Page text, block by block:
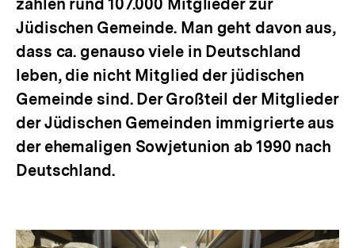
zählen rund 107.000 Mitglieder zur
Jüdischen Gemeinde. Man geht davon aus,
dass ca. genauso viele in Deutschland
leben, die nicht Mitglied der jüdischen
Gemeinde sind. Der Großteil der Mitglieder
der Jüdischen Gemeinden immigrierte aus
der ehemaligen Sowjetunion ab 1990 nach
Deutschland.